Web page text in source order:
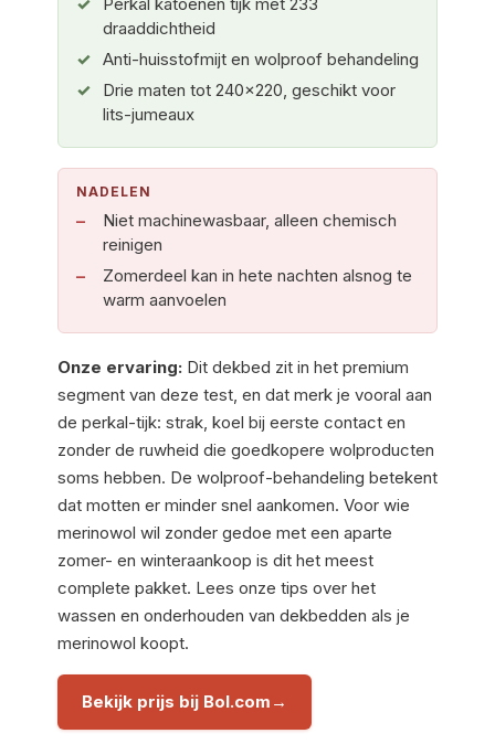
draaddichtheid
Anti-huisstofmijt en wolproof behandeling
Drie maten tot 240×220, geschikt voor
lits-jumeaux
NADELEN
Niet machinewasbaar, alleen chemisch
reinigen
Zomerdeel kan in hete nachten alsnog te
warm aanvoelen
Onze ervaring: Dit dekbed zit in het premium
segment van deze test, en dat merk je vooral aan
de perkal-tijk: strak, koel bij eerste contact en
zonder de ruwheid die goedkopere wolproducten
soms hebben. De wolproof-behandeling betekent
dat motten er minder snel aankomen. Voor wie
merinowol wil zonder gedoe met een aparte
zomer- en winteraankoop is dit het meest
complete pakket. Lees onze tips over het
wassen en onderhouden van dekbedden als je
merinowol koopt.
Bekijk prijs bij Bol.com